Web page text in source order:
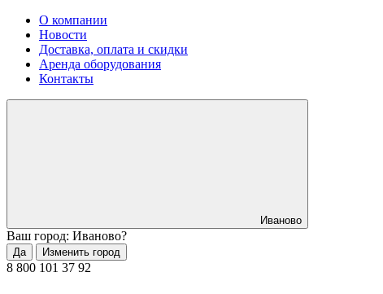
О компании
Новости
Доставка, оплата и скидки
Аренда оборудования
Контакты
Иваново
Ваш город: Иваново?
Да Изменить город
8 800 101 37 92